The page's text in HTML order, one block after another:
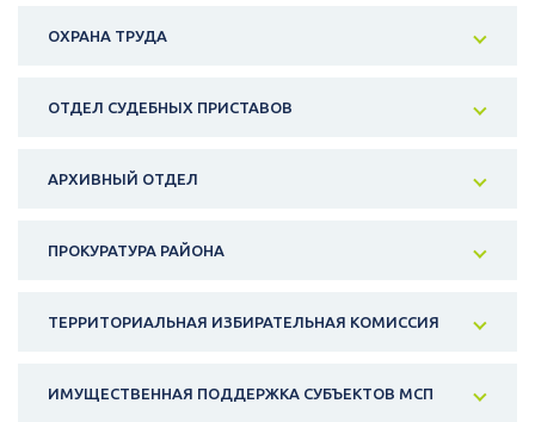
ОХРАНА ТРУДА
ОТДЕЛ СУДЕБНЫХ ПРИСТАВОВ
АРХИВНЫЙ ОТДЕЛ
ПРОКУРАТУРА РАЙОНА
ТЕРРИТОРИАЛЬНАЯ ИЗБИРАТЕЛЬНАЯ КОМИССИЯ
ИМУЩЕСТВЕННАЯ ПОДДЕРЖКА СУБЪЕКТОВ МСП